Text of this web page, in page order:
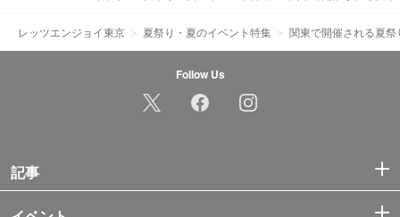
レッツエンジョイ東京 夏祭り・夏のイベント特集 関東で開催される夏
Follow Us
記事